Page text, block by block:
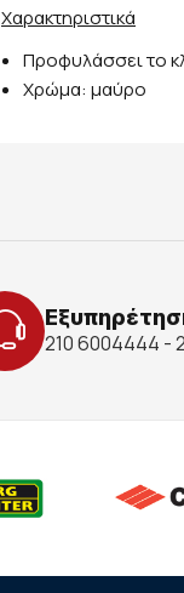
Χαρακτηριστικά
Προφυλάσσει το
Χρώμα: μαύρο
210 6004444 -